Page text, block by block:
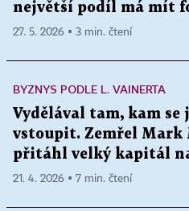
největší podíl má mít
27. 5. 2026 ▪ 3 min. čtení
BYZNYS PODLE L. VAINERTA
Vydělával tam, kam
vstoupit. Zemřel Mark
přitáhl velký kapitál
21. 4. 2026 ▪ 7 min. čtení